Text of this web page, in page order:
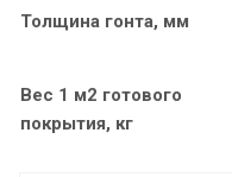
Толщина гонта, мм
Вес 1 м2 готового
покрытия, кг